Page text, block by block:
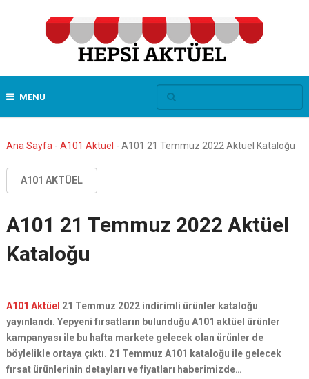
MENU
Ana Sayfa - A101 Aktüel - A101 21 Temmuz 2022 Aktüel Kataloğu
A101 AKTÜEL
A101 21 Temmuz 2022 Aktüel
Kataloğu
A101 Aktüel 21 Temmuz 2022 indirimli ürünler kataloğu
yayınlandı. Yepyeni fırsatların bulunduğu A101 aktüel ürünler
kampanyası ile bu hafta markete gelecek olan ürünler de
böylelikle ortaya çıktı. 21 Temmuz A101 kataloğu ile gelecek
fırsat ürünlerinin detayları ve fiyatları haberimizde…